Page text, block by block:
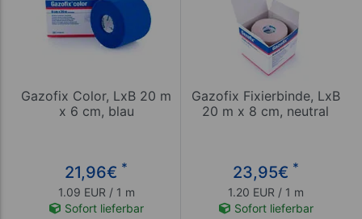
Gazofix Color, LxB 20 m
x 6 cm, blau
21,96€ *
1.09 EUR / 1 m
Sofort lieferbar
Gazofix Fixierbinde, LxB
20 m x 8 cm, neutral
23,95€ *
1.20 EUR / 1 m
Sofort lieferbar